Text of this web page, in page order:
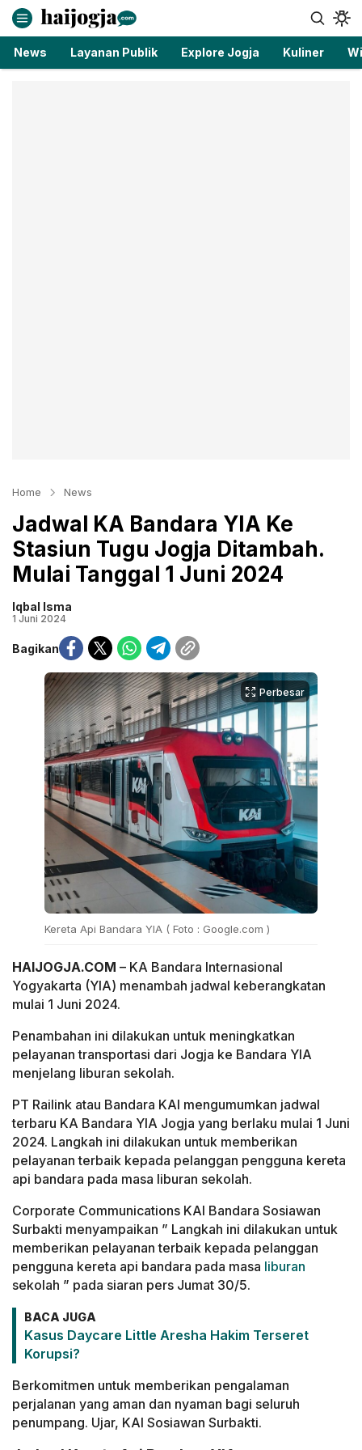
haijogja.com
Berita Jogja Terbaru dan Terkini
News Layanan Publik Explore Jogja Kuliner
Home News
Jadwal KA Bandara YIA Ke
Stasiun Tugu Jogja Ditambah.
Mulai Tanggal 1 Juni 2024
Iqbal Isma
1 Juni 2024
Bagikan
Perbesar
Kereta Api Bandara YIA ( Foto : Google.com )
HAIJOGJA.COM – KA Bandara Internasional
Yogyakarta (YIA) menambah jadwal keberangkatan
mulai 1 Juni 2024.
Penambahan ini dilakukan untuk meningkatkan
pelayanan transportasi dari Jogja ke Bandara YIA
menjelang liburan sekolah.
PT Railink atau Bandara KAI mengumumkan jadwal
terbaru KA Bandara YIA Jogja yang berlaku mulai 1 Juni
2024. Langkah ini dilakukan untuk memberikan
pelayanan terbaik kepada pelanggan pengguna kereta
api bandara pada masa liburan sekolah.
Corporate Communications KAI Bandara Sosiawan
Surbakti menyampaikan ” Langkah ini dilakukan untuk
memberikan pelayanan terbaik kepada pelanggan
pengguna kereta api bandara pada masa liburan
sekolah ” pada siaran pers Jumat 30/5.
BACA JUGA
Kasus Daycare Little Aresha Hakim Terseret
Korupsi?
Berkomitmen untuk memberikan pengalaman
perjalanan yang aman dan nyaman bagi seluruh
penumpang. Ujar, KAI Sosiawan Surbakti.